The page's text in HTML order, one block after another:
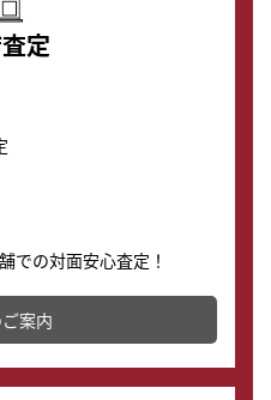
定
での対面安心査定！
谷本店では、時計販売の
出してお得に新しい時計
案内